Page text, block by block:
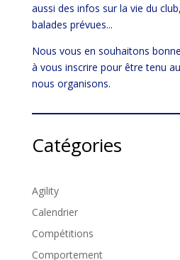
aussi des infos sur la vie du
balades prévues...
Nous vous en souhaitons
à vous inscrire pour être tenu
nous organisons.
Catégories
Agility
Calendrier
Compétitions
Comportement